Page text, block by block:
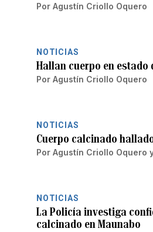
Por Agustín Criollo Oquero
NOTICIAS
Hallan cuerpo en estado
Por Agustín Criollo Oquero
NOTICIAS
Cuerpo calcinado
Por Agustín Criollo Oquero
NOTICIAS
La Policía investiga
calcinado en Maunabo